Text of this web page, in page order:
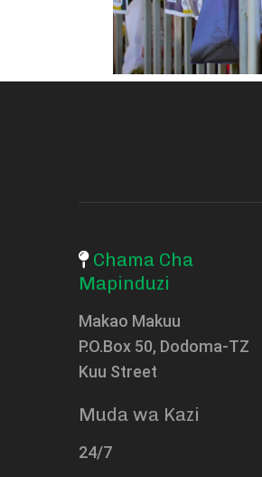
Chama Cha
Mapinduzi
Makao Makuu
P.O.Box 50, Dodoma-TZ
Kuu Street
Muda wa Kazi
24/7